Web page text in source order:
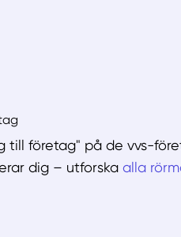
till företag" på de vvs-
dig – utforska alla